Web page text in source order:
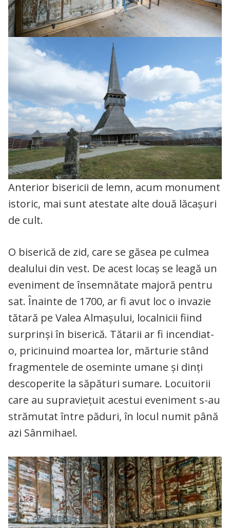
Anterior bisericii de lemn, acum monument
istoric, mai sunt atestate alte două lăcașuri
de cult.
O biserică de zid, care se găsea pe culmea
dealului din vest. De acest locaș se leagă un
eveniment de însemnătate majoră pentru
sat. Înainte de 1700, ar fi avut loc o invazie
tătară pe Valea Almașului, localnicii fiind
surprinși în biserică. Tătarii ar fi incendiat-
o, pricinuind moartea lor, mărturie stând
fragmentele de oseminte umane și dinți
descoperite la săpături sumare. Locuitorii
care au supraviețuit acestui eveniment s-au
strămutat între păduri, în locul numit până
azi Sânmihael.